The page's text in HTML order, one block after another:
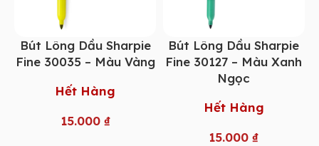
Bút Lông Dầu Sharpie
Fine 30035 – Màu Vàng
Hết Hàng
15.000 ₫
Bút Lông Dầu Sharpie
Fine 30127 – Màu Xanh
Ngọc
Hết Hàng
15.000₫